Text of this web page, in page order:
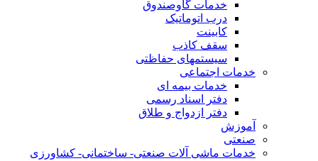
خدمات گاوصندوق
درب اتوماتیک
کابینت
سقف کاذب
سیستمهای حفاظتی
خدمات اجتماعی
خدمات بیمه ای
دفتر اسناد رسمی
دفتر ازدواج و طلاق
آموزش
صنعتی
خدمات ماشی آلات صنعتی- ساختمانی- کشاورزی